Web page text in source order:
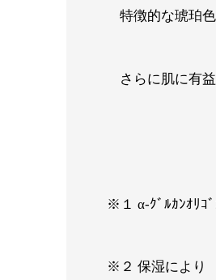
特徴的な琥珀
さらに肌に有
※１ α-ｸﾞﾙｶﾝｵﾘｺﾞ
※２ 保湿により